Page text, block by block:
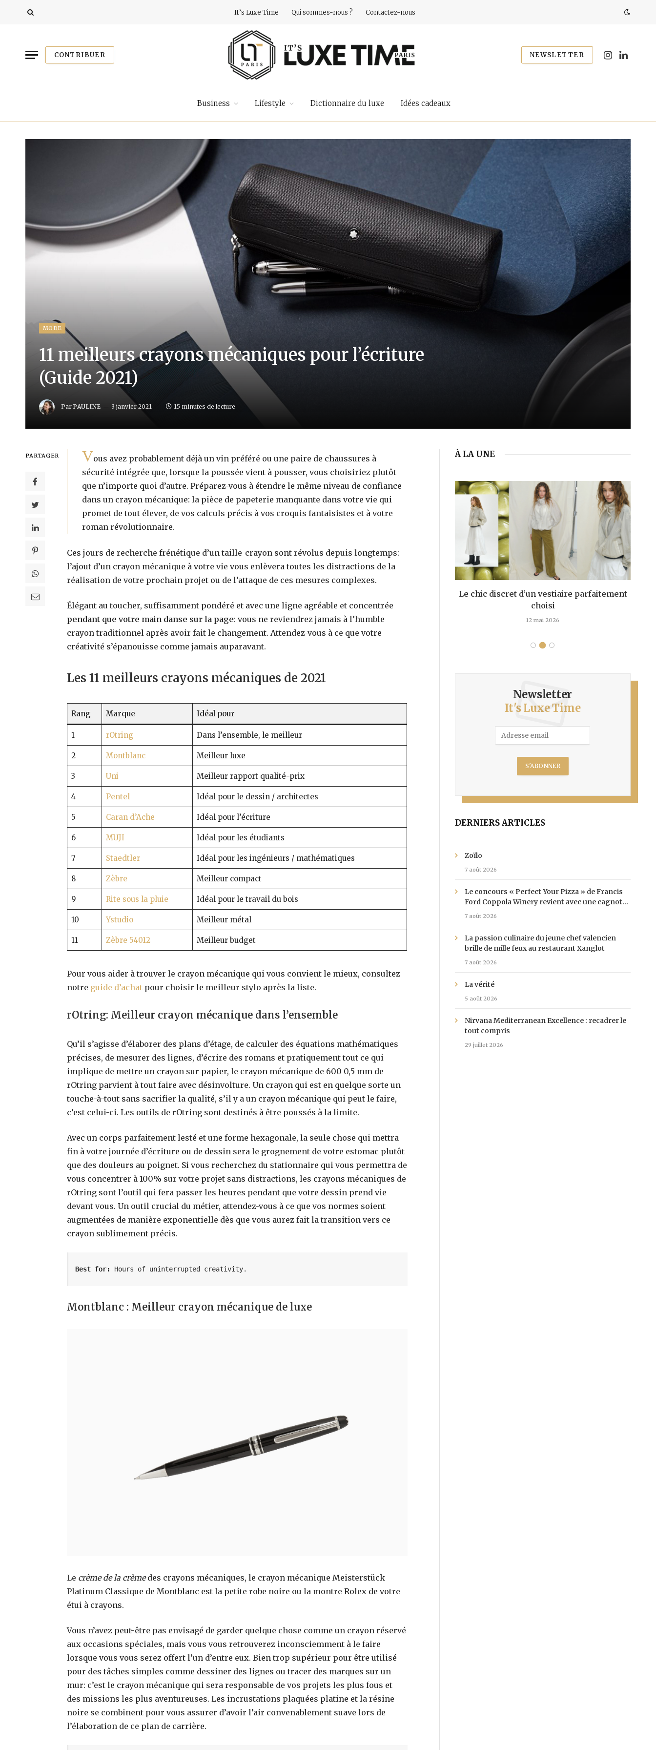
It’s Luxe Time Qui sommes-nous ? Contactez-nous
CONTRIBUER NEWSLETTER Instagram
LinkedIn
Business Lifestyle Dictionnaire du luxe Idées cadeaux
MODE
11 meilleurs crayons mécaniques pour l’écriture
(Guide 2021)
Par PAULINE 3 janvier 2021 15 minutes de lecture
PARTAGER Vous avez probablement déjà un vin préféré ou une paire de chaussures à
sécurité intégrée que, lorsque la poussée vient à pousser, vous choisiriez plutôt
que n’importe quoi d’autre. Préparez-vous à étendre le même niveau de confiance
dans un crayon mécanique: la pièce de papeterie manquante dans votre vie qui
promet de tout élever, de vos calculs précis à vos croquis fantaisistes et à votre
roman révolutionnaire.
Ces jours de recherche frénétique d’un taille-crayon sont révolus depuis longtemps:
l’ajout d’un crayon mécanique à votre vie vous enlèvera toutes les distractions de la
réalisation de votre prochain projet ou de l’attaque de ces mesures complexes.
Élégant au toucher, suffisamment pondéré et avec une ligne agréable et concentrée
pendant que votre main danse sur la page: vous ne reviendrez jamais à l’humble
crayon traditionnel après avoir fait le changement. Attendez-vous à ce que votre
créativité s’épanouisse comme jamais auparavant.
Les 11 meilleurs crayons mécaniques de 2021
Rang Marque Idéal pour
1 rOtring Dans l’ensemble, le meilleur
2 Montblanc Meilleur luxe
3 Uni Meilleur rapport qualité-prix
4 Pentel Idéal pour le dessin / architectes
5 Caran d’Ache Idéal pour l’écriture
6 MUJI Idéal pour les étudiants
7 Staedtler Idéal pour les ingénieurs / mathématiques
8 Zèbre Meilleur compact
9 Rite sous la pluie Idéal pour le travail du bois
10 Ystudio Meilleur métal
11 Zèbre 54012 Meilleur budget
Pour vous aider à trouver le crayon mécanique qui vous convient le mieux, consultez
notre guide d’achatpour choisir le meilleur stylo après la liste.
rOtring: Meilleur crayon mécanique dans l’ensemble
Qu’il s’agisse d’élaborer des plans d’étage, de calculer des équations mathématiques
précises, de mesurer des lignes, d’écrire des romans et pratiquement tout ce qui
implique de mettre un crayon sur papier, le crayon mécanique de 600 0,5 mm de
rOtring parvient à tout faire avec désinvolture. Un crayon qui est en quelque sorte un
touche-à-tout sans sacrifier la qualité, s’il y a un crayon mécanique qui peut le faire,
c’est celui-ci. Les outils de rOtring sont destinés à être poussés à la limite.
Avec un corps parfaitement lesté et une forme hexagonale, la seule chose qui mettra
fin à votre journée d’écriture ou de dessin sera le grognement de votre estomac plutôt
que des douleurs au poignet. Si vous recherchez du stationnaire qui vous permettra de
vous concentrer à 100% sur votre projet sans distractions, les crayons mécaniques de
rOtring sont l’outil qui fera passer les heures pendant que votre dessin prend vie
devant vous. Un outil crucial du métier, attendez-vous à ce que vos normes soient
augmentées de manière exponentielle dès que vous aurez fait la transition vers ce
crayon sublimement précis.
Best for: Hours of uninterrupted creativity.
Montblanc : Meilleur crayon mécanique de luxe
Le crème de la crèmedes crayons mécaniques, le crayon mécanique Meisterstück
Platinum Classique de Montblanc est la petite robe noire ou la montre Rolex de votre
étui à crayons.
Vous n’avez peut-être pas envisagé de garder quelque chose comme un crayon réservé
aux occasions spéciales, mais vous vous retrouverez inconsciemment à le faire
lorsque vous vous serez offert l’un d’entre eux. Bien trop supérieur pour être utilisé
pour des tâches simples comme dessiner des lignes ou tracer des marques sur un
mur: c’est le crayon mécanique qui sera responsable de vos projets les plus fous et
des missions les plus aventureuses. Les incrustations plaquées platine et la résine
noire se combinent pour vous assurer d’avoir l’air convenablement suave lors de
l’élaboration de ce plan de carrière.
À LA UNE
différent des sérums anti-âge traditionnels
?
18 avril 2026
pour marquer le coup
20 mai 2026
Le chic discret d’un vestiaire parfaitement
choisi
12 mai 2026
Newsletter
It's Luxe Time
DERNIERS ARTICLES
Zoïlo
7 août 2026
Le concours « Perfect Your Pizza » de Francis
Ford Coppola Winery revient avec une cagnotte
de 25 000 $
7 août 2026
La passion culinaire du jeune chef valencien
brille de mille feux au restaurant Xanglot
7 août 2026
La vérité
5 août 2026
Nirvana Mediterranean Excellence : recadrer le
tout compris
29 juillet 2026